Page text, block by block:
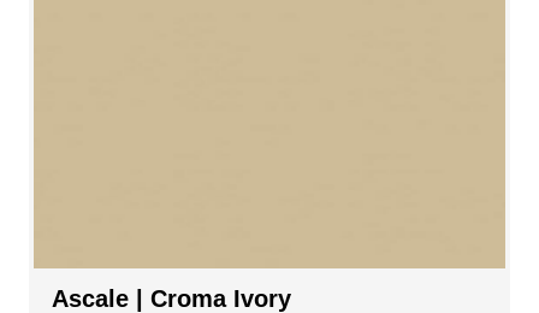
Ascale | Croma Ivory